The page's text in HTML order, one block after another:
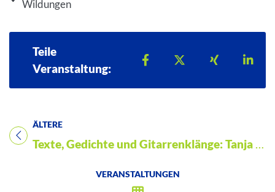
Wildungen
Teile
Veranstaltung:
Teilen auf Facebook
Teilen auf X
Teilen auf
ÄLTERE
Titel für Veranstaltung
Texte, Gedichte und Gitarrenklänge: Tanja Emde und Gereon Schoplick
VERANSTALTUNGEN